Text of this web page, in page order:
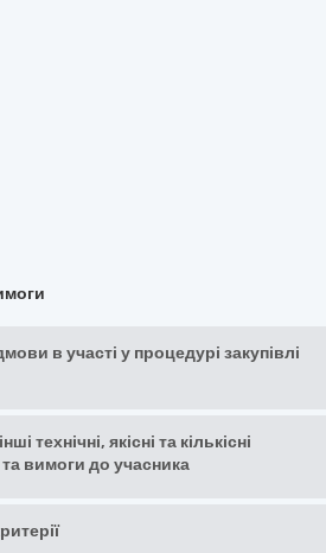
в участі у процедурі закупівлі
технічні, якісні та кількісні
вимоги до учасника